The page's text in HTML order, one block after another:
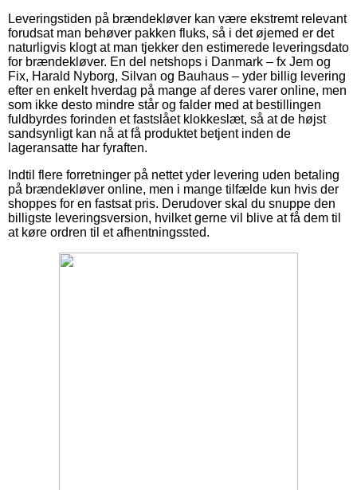
Leveringstiden på brændekløver kan være ekstremt relevant
forudsat man behøver pakken fluks, så i det øjemed er det
naturligvis klogt at man tjekker den estimerede leveringsdato
for brændekløver. En del netshops i Danmark – fx Jem og
Fix, Harald Nyborg, Silvan og Bauhaus – yder billig levering
efter en enkelt hverdag på mange af deres varer online, men
som ikke desto mindre står og falder med at bestillingen
fuldbyrdes forinden et fastslået klokkeslæt, så at de højst
sandsynligt kan nå at få produktet betjent inden de
lageransatte har fyraften.
Indtil flere forretninger på nettet yder levering uden betaling
på brændekløver online, men i mange tilfælde kun hvis der
shoppes for en fastsat pris. Derudover skal du snuppe den
billigste leveringsversion, hvilket gerne vil blive at få dem til
at køre ordren til et afhentningssted.